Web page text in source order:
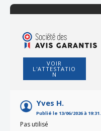
VOIR
L'ATTESTATIO
N
Yves H.
Publié le 13/06/2026 à 19:31.
Pas utilisé